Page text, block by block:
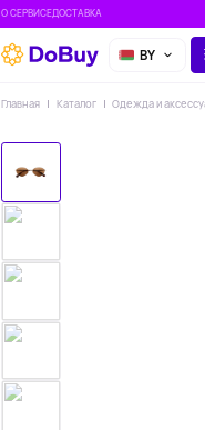
О СЕРВИСЕДОСТАВКА
BY
Главная Каталог Одежда и